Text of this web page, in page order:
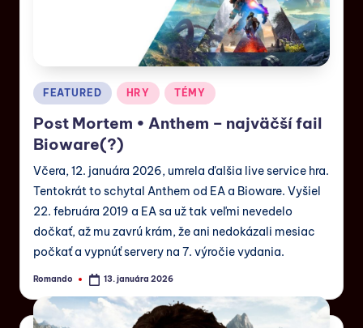
FEATURED HRY TÉMY
Post Mortem • Anthem – najväčší fail
Bioware(?)
Včera, 12. januára 2026, umrela ďalšia live service hra.
Tentokrát to schytal Anthem od EA a Bioware. Vyšiel
22. februára 2019 a EA sa už tak veľmi nevedelo
dočkať, až mu zavrú krám, že ani nedokázali mesiac
počkať a vypnúť servery na 7. výročie vydania.
Romando 13. januára 2026